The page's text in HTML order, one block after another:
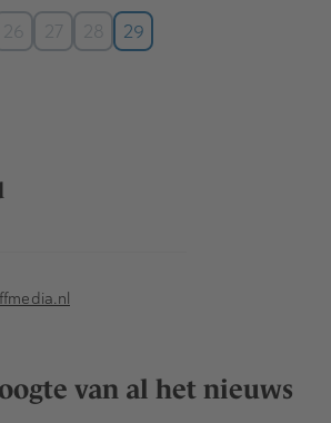
26 27 28 29
van al het nieuws